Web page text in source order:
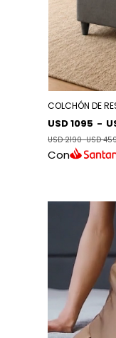
COLCHÓN DE
USD 1095 -
USD 2190-USD
Con